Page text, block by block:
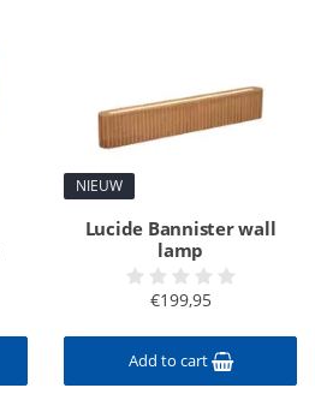
NIEUW
Lucide Bannister wall
lamp
€199,95
Add to cart